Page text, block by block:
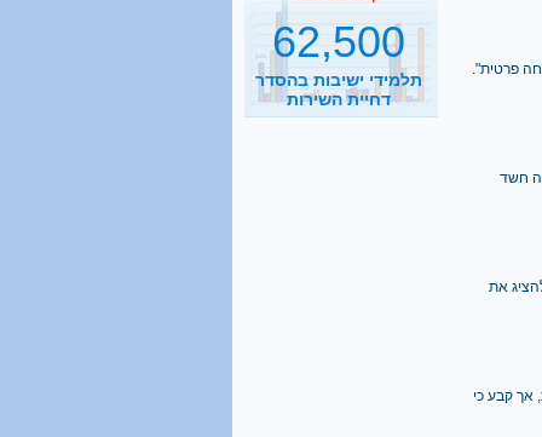
תלמידי ישיבות בהסדר
דחיית השירות
קראו בהרחבה
"השגחה פרטית".
חשד
את
אך קבע כי